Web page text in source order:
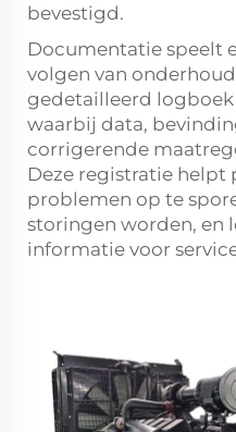
bevestigd.
Documentatie speelt
volgen van
gedetailleerd logboek
waarbij data,
corrigerende
Deze registratie
problemen op te
storingen worden, en
informatie voor